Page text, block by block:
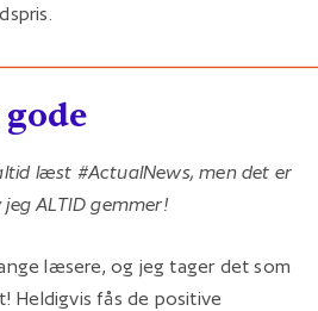
læst #ActualNews, men det er
ALTID gemmer!
læsere, og jeg tager det som
Heldigvis fås de positive